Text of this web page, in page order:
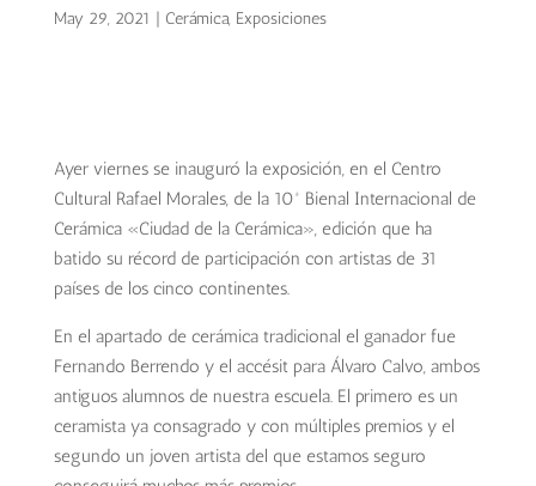
May 29, 2021 | Cerámica, Exposiciones
Ayer viernes se inauguró la exposición, en el Centro
Cultural Rafael Morales, de la 10ª Bienal Internacional de
Cerámica «Ciudad de la Cerámica», edición que ha
batido su récord de participación con artistas de 31
países de los cinco continentes.
En el apartado de cerámica tradicional el ganador fue
Fernando Berrendo y el accésit para Álvaro Calvo, ambos
antiguos alumnos de nuestra escuela. El primero es un
ceramista ya consagrado y con múltiples premios y el
segundo un joven artista del que estamos seguro